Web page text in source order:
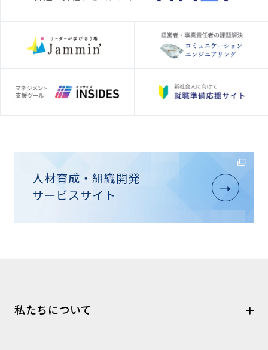
人材育成・組織開発
サービスサイト
私たちについて